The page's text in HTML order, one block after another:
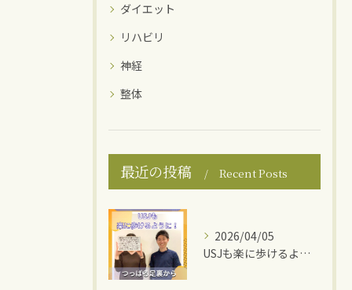
ダイエット
リハビリ
神経
整体
最近の投稿 Recent Posts
2026/04/05
USJも楽に歩けるように！